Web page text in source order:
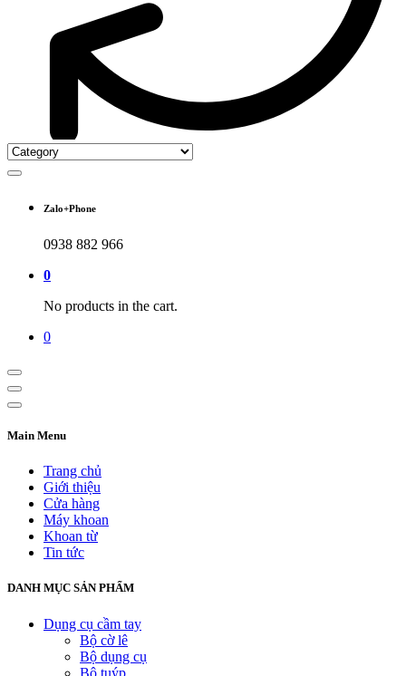
Zalo+Phone
0938 882 966
0
No products in the cart.
0
Main Menu
Trang chủ
Giới thiệu
Cửa hàng
Máy khoan
Khoan từ
Tin tức
DANH MỤC SẢN PHẨM
Dụng cụ cầm tay
Bộ cờ lê
Bộ dụng cụ
Bộ tuýp